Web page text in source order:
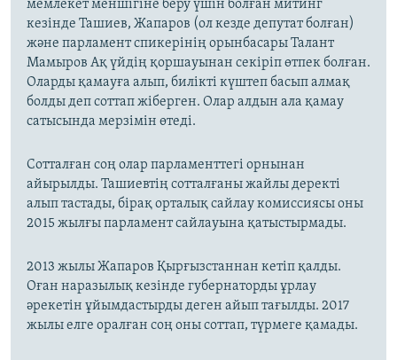
мемлекет меншігіне беру үшін болған митинг
кезінде Ташиев, Жапаров (ол кезде депутат болған)
және парламент спикерінің орынбасары Талант
Мамыров Ақ үйдің қоршауынан секіріп өтпек болған.
Оларды қамауға алып, билікті күштеп басып алмақ
болды деп соттап жіберген. Олар алдын ала қамау
сатысында мерзімін өтеді.
Сотталған соң олар парламенттегі орнынан
айырылды. Ташиевтің сотталғаны жайлы деректі
алып тастады, бірақ орталық сайлау комиссиясы оны
2015 жылғы парламент сайлауына қатыстырмады.
2013 жылы Жапаров Қырғызстаннан кетіп қалды.
Оған наразылық кезінде губернаторды ұрлау
әрекетін ұйымдастырды деген айып тағылды. 2017
жылы елге оралған соң оны соттап, түрмеге қамады.